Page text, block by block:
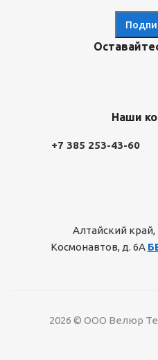
Наши
+7 385 253-43-60
Алтайский край,
Космонавтов, д. 6А
2026 © ООО Велюр